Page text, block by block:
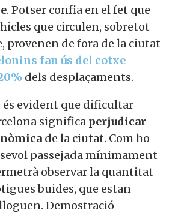
. Potser confia en el fet que
que circulen, sobretot
provenen de fora de la ciutat
fan ús del cotxe
dels desplaçaments.
és evident que dificultar
significa perjudicar
de la ciutat. Com ho
passejada mínimament
observar la quantitat
buides, que estan
Demostració